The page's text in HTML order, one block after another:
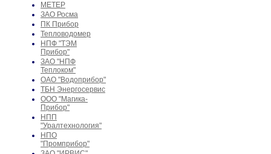
МЕТЕР
ЗАО Росма
ПК Прибор
Тепловодомер
НПФ "ТЭМ
Прибор"
ЗАО "НПФ
Теплоком"
ОАО "Водоприбор"
ТБН Энергосервис
ООО "Магика-
Прибор"
НПП
"Уралтехнология"
НПО
"Промприбор"